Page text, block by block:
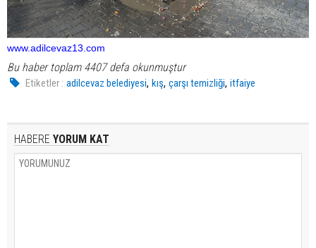
www.adilcevaz13.com
Bu haber toplam 4407 defa okunmuştur
Etiketler : adilcevaz belediyesi,kış,çarşı temizliği,itfaiye
HABERE YORUM KAT